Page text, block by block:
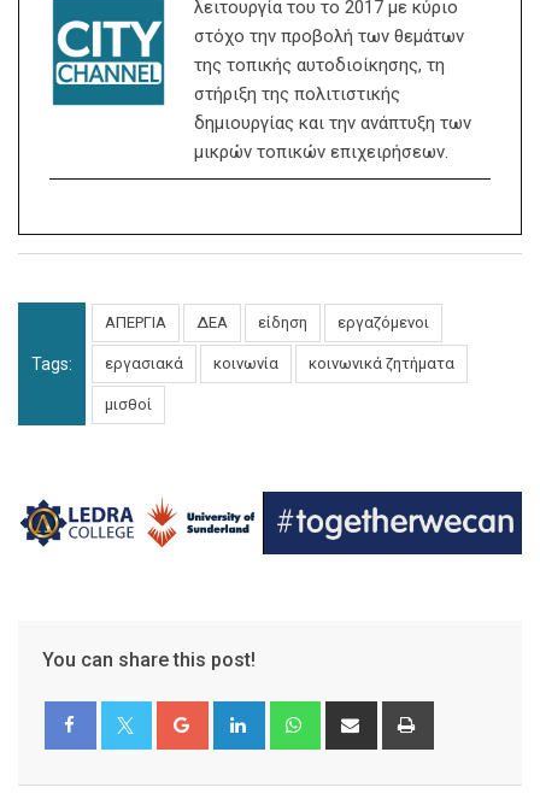
λειτουργία του το 2017 με κύριο
στόχο την προβολή των θεμάτων
της τοπικής αυτοδιοίκησης, τη
στήριξη της πολιτιστικής
δημιουργίας και την ανάπτυξη των
μικρών τοπικών επιχειρήσεων.
Tags:
ΑΠΕΡΓΙΑ ΔΕΑ είδηση εργαζόμενοι
εργασιακά κοινωνία κοινωνικά ζητήματα
μισθοί
You can share this post!
Google+ LinkedIn WhatsappShare